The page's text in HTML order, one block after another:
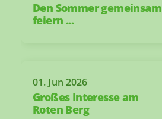
Den Sommer gemeinsam
feiern ...
01. Jun 2026
Großes Interesse am
Roten Berg